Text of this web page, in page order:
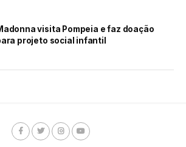
visita Pompeia e faz doação
projeto social infantil